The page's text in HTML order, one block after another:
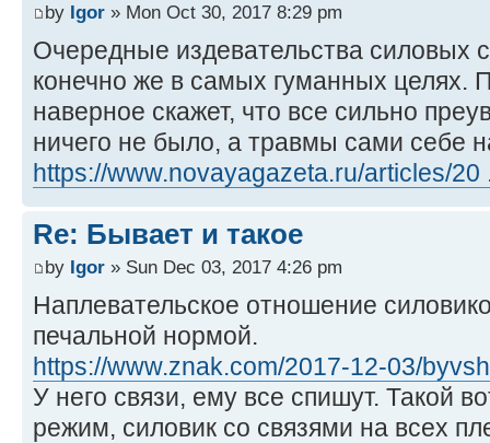
by Igor » Mon Oct 30, 2017 8:29 pm
Очередные издевательства силовых
конечно же в самых гуманных целях.
наверное скажет, что все сильно
ничего не было, а травмы сами себе
https://www.novayagazeta.ru/articles/20
Re: Бывает и такое
by Igor » Sun Dec 03, 2017 4:26 pm
Наплевательское отношение
печальной нормой.
https://www.znak.com/2017-12-03/
У него связи, ему все спишут. Такой
режим, силовик со связями на всех